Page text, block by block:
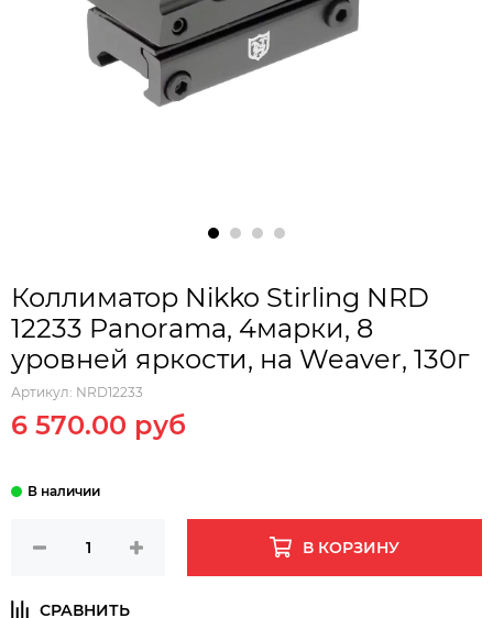
Коллиматор Nikko Stirling NRD
12233 Panorama, 4марки, 8
уровней яркости, на Weaver, 130г
Артикул: NRD12233
6 570.00 руб
В КОРЗИНУ